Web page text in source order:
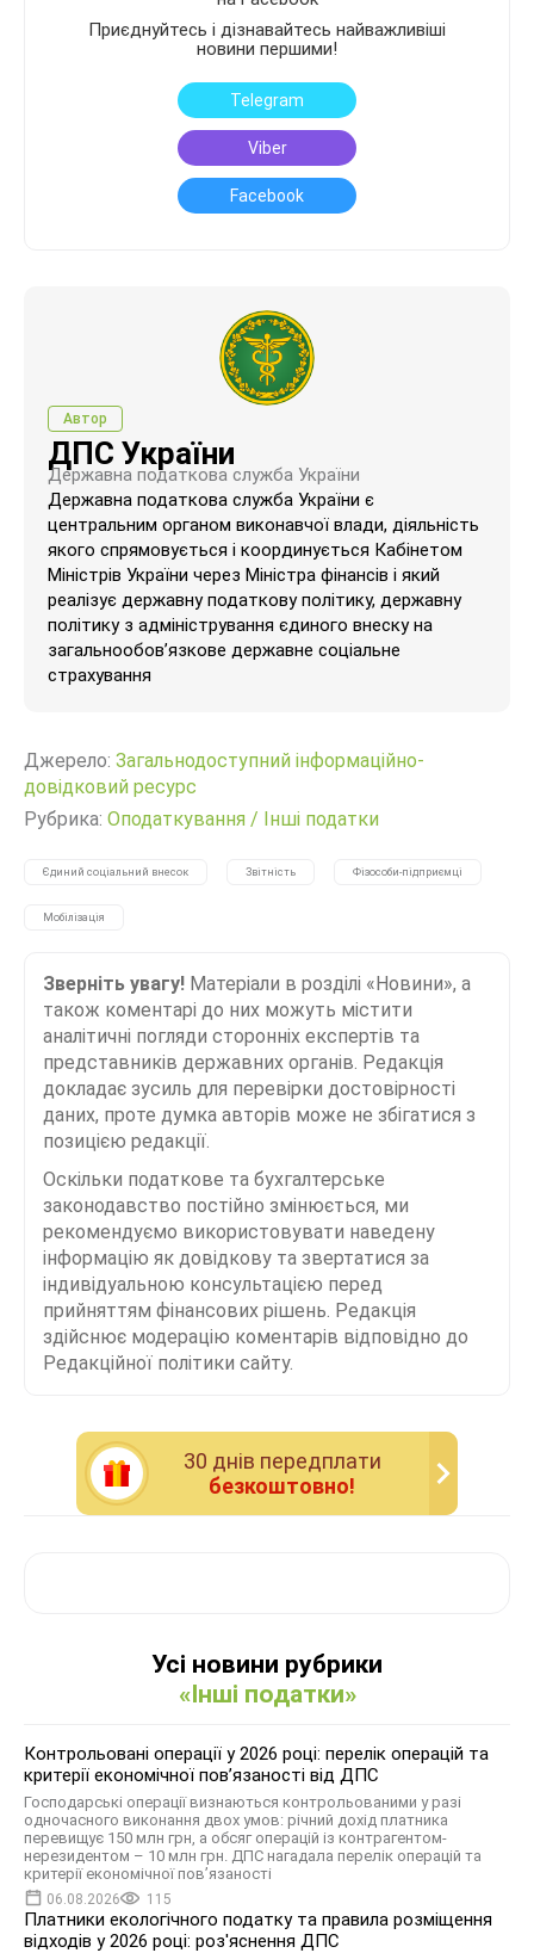
Приєднуйтесь і дізнавайтесь найважливіші
новини першими!
Telegram
Viber
Facebook
Автор
ДПС України
Державна податкова служба України
Державна податкова служба України є
центральним органом виконавчої влади, діяльність
якого спрямовується і координується Кабінетом
Міністрів України через Міністра фінансів і який
реалізує державну податкову політику, державну
політику з адміністрування єдиного внеску на
загальнообов’язкове державне соціальне
страхування
Джерело: Загальнодоступний інформаційно-
довідковий ресурс
Рубрика: Оподаткування / Інші податки
Єдиний соціальний внесок Звітність Фізособи-підприємці
Мобілізація
Зверніть увагу! Матеріали в розділі «Новини», а
також коментарі до них можуть містити
аналітичні погляди сторонніх експертів та
представників державних органів. Редакція
докладає зусиль для перевірки достовірності
даних, проте думка авторів може не збігатися з
позицією редакції.
Оскільки податкове та бухгалтерське
законодавство постійно змінюється, ми
рекомендуємо використовувати наведену
інформацію як довідкову та звертатися за
індивідуальною консультацією перед
прийняттям фінансових рішень. Редакція
здійснює модерацію коментарів відповідно до
Редакційної політики сайту.
30 днiв передплати
безкоштовно!
Усі новини рубрики
«Інші податки»
Контрольовані операції у 2026 році: перелік операцій та
критерії економічної пов’язаності від ДПС
Господарські операції визнаються контрольованими у разі
одночасного виконання двох умов: річний дохід платника
перевищує 150 млн грн, а обсяг операцій із контрагентом-
нерезидентом – 10 млн грн. ДПС нагадала перелік операцій та
критерії економічної пов’язаності
06.08.2026 115
Платники екологічного податку та правила розміщення
відходів у 2026 році: роз'яснення ДПС